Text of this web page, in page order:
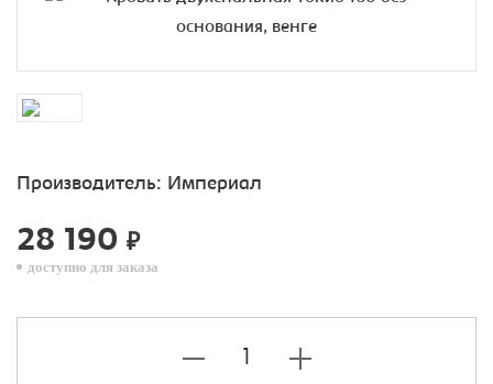
Производитель: Империал
28 190 ₽
доступно для заказа